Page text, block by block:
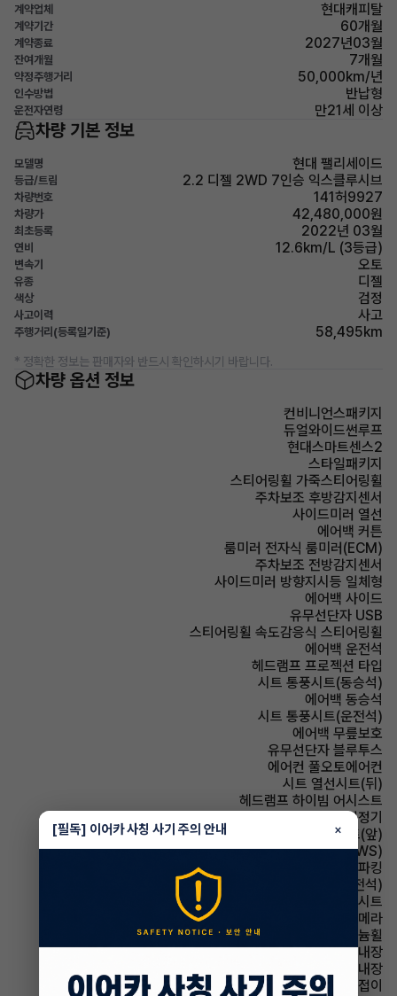
계약업체 현대캐피탈
계약기간 60개월
계약종료 2027년03월
잔여개월 7개월
약정주행거리 50,000km/년
인수방법 반납형
운전자연령 만21세 이상
차량 기본 정보
모델명 현대 팰리세이드
등급/트림 2.2 디젤 2WD 7인승 익스클루시브
차량번호 141허9927
차량가 42,480,000원
최초등록 2022년 03월
연비 12.6km/L (3등급)
변속기 오토
유종 디젤
색상 검정
사고이력 사고
주행거리(등록일기준) 58,495km
* 정확한 정보는 판매자와 반드시 확인하시기 바랍니다.
차량 옵션 정보
컨비니언스패키지
듀얼와이드썬루프
현대스마트센스2
스타일패키지
스티어링휠 가죽스티어링휠
주차보조 후방감지센서
사이드미러 열선
에어백 커튼
룸미러 전자식 룸미러(ECM)
주차보조 전방감지센서
사이드미러 방향지시등 일체형
에어백 사이드
유무선단자 USB
스티어링휠 속도감응식 스티어링휠
에어백 운전석
헤드램프 프로젝션 타입
시트 통풍시트(동승석)
에어백 동승석
시트 통풍시트(운전석)
에어백 무릎보호
유무선단자 블루투스
에어컨 풀오토에어컨
시트 열선시트(뒤)
헤드램프 하이빔 어시스트
에어컨 공기청정기
시트 열선시트(앞)
주행안전 차선이탈경보(LDWS)
파킹 전자식 파킹
시트 전동시트(운전석)
시트 인조가죽시트
주차보조 후방카메라
휠타이어 알루미늄휠
스티어링휠 열선내장
룸미러 하이패스 내장
사이드미러 전동접이
[필독] 이어카 사칭 사기 주의 안내 ×